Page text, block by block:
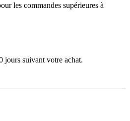
les commandes supérieures à
jours suivant votre achat.